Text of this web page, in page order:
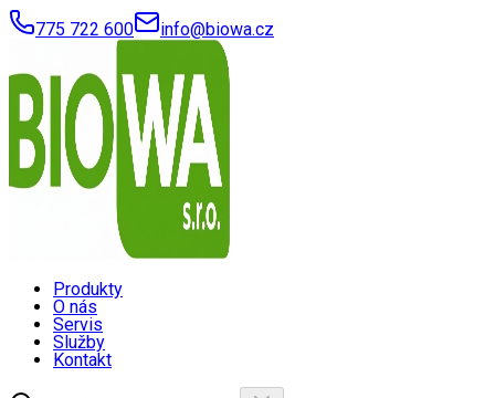
775 722 600 info@biowa.cz
Produkty
O nás
Servis
Služby
Kontakt